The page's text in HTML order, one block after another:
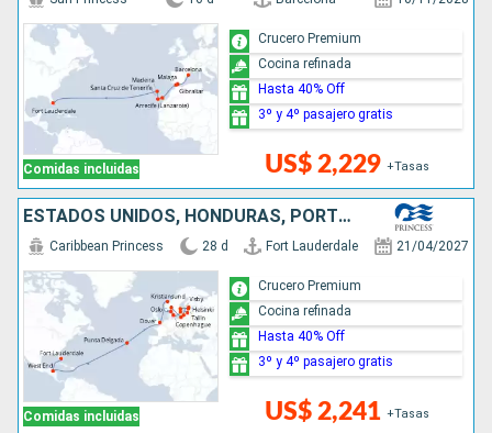
Comidas incluidas US$ 2,229 +Tasas
Crucero Premium
Cocina refinada
Hasta 40% Off
3º y 4º pasajero gratis
ESTADOS UNIDOS, HONDURAS, PORTUGAL, REINO UNIDO, NORUEGA, SUECIA, FINLANDIA, ESTONIA, LETONIA, LITUANIA, POLONIA, DINAMARCA
Comidas incluidas
Caribbean Princess 28 d Fort Lauderdale 21/04/2027
US$ 2,241 +Tasas
Crucero Premium
Cocina refinada
Hasta 40% Off
3º y 4º pasajero gratis